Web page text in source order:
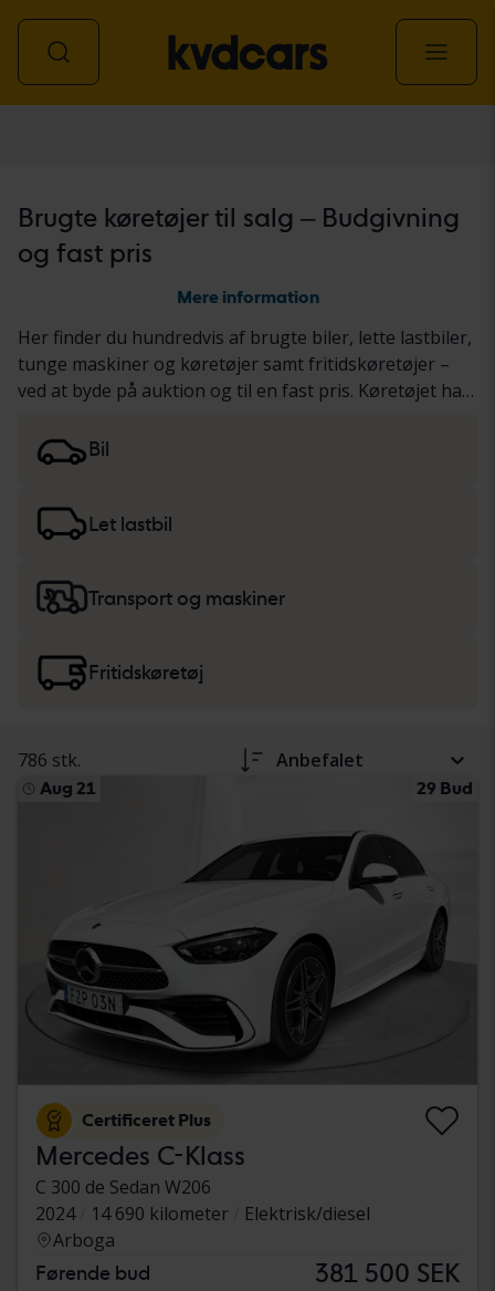
Brugte køretøjer til salg – Budgivning
og fast pris
Mere information
Her finder du hundredvis af brugte biler, lette lastbiler,
tunge maskiner og køretøjer samt fritidskøretøjer –
ved at byde på auktion og til en fast pris. Køretøjet har
blevet dokumenteret baseret på en standardiseret
protokol. Vi præsenterer resultaterne i
lette lastbilersamt
Bil
Let lastbil
Transport og maskiner
Fritidskøretøj
786 stk. Anbefalet
Aug 21 29 Bud
Certificeret Plus
Mercedes C-Klass
C 300 de Sedan W206
2024
14 690 kilometer
Elektrisk/diesel
Arboga
Førende bud 381 500 SEK